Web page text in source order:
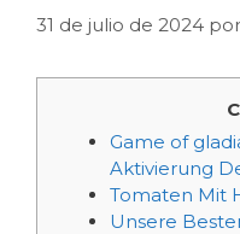
31 de julio de 2024 por
Game of
Aktivierung
Tomaten Mit
Unsere